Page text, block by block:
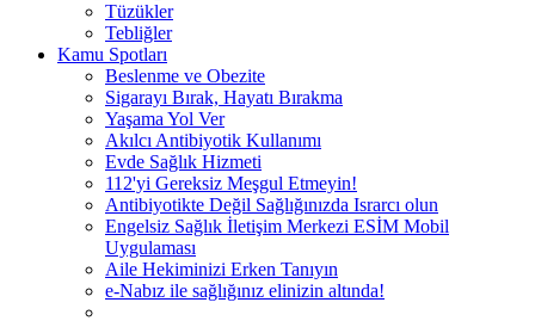
Tüzükler
Tebliğler
Kamu Spotları
Beslenme ve Obezite
Sigarayı Bırak, Hayatı Bırakma
Yaşama Yol Ver
Akılcı Antibiyotik Kullanımı
Evde Sağlık Hizmeti
112'yi Gereksiz Meşgul Etmeyin!
Antibiyotikte Değil Sağlığınızda Israrcı olun
Engelsiz Sağlık İletişim Merkezi ESİM Mobil
Uygulaması
Aile Hekiminizi Erken Tanıyın
e-Nabız ile sağlığınız elinizin altında!